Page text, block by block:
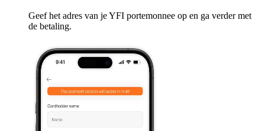
Geef het adres van je YFI portemonnee op en ga verder met
de betaling.